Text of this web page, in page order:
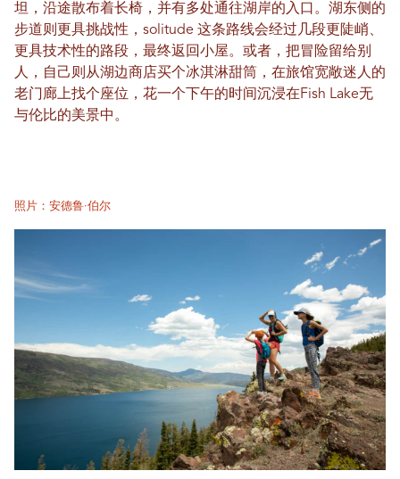
坦，沿途散布着长椅，并有多处通往湖岸的入口。湖东侧的
步道则更具挑战性，solitude 这条路线会经过几段更陡峭、
更具技术性的路段，最终返回小屋。或者，把冒险留给别
人，自己则从湖边商店买个冰淇淋甜筒，在旅馆宽敞迷人的
老门廊上找个座位，花一个下午的时间沉浸在Fish Lake无
与伦比的美景中。
照片：安德鲁·伯尔